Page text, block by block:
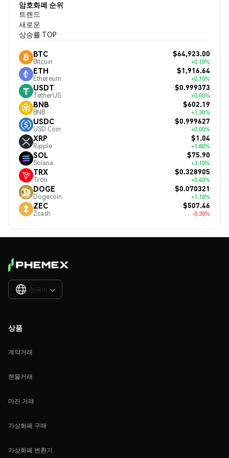
암호화폐 순위
트렌드
새로운
상승률 TOP
BTC
Bitcoin
$64,923.00
+0.10%
ETH
Ethereum
$1,916.64
+0.10%
USDT
TetherUS
$0.999373
+0.00%
BNB
BNB
$602.19
+1.30%
USDC
USD Coin
$0.999627
+0.00%
XRP
Ripple
$1.04
+1.80%
SOL
Solana
$75.90
+3.10%
TRX
Tron
$0.328905
+0.40%
DOGE
Dogecoin
$0.070321
+1.10%
ZEC
Zcash
$507.46
-0.30%
한국어 
상품
계약거래
현물거래
마진 거래
가상화폐 구매
가상화폐 변환기